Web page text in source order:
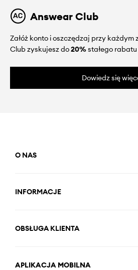
Answear Club
Załóż konto i oszczędzaj przy każdym
Club zyskujesz do20%stałego
Dowiedz się
O NAS
INFORMACJE
OBSŁUGA KLIENTA
APLIKACJA MOBILNA